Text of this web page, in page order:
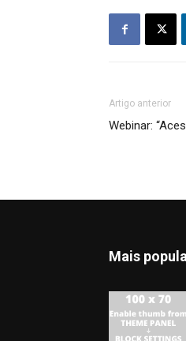
Artigo anterior
Webinar:
Mais